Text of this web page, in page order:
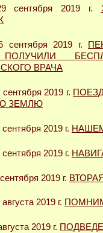
2019 г.
2019 г.
ВРАЧА
2019 г.
ЗЕМЛЮ
2019 г.
2019 г.
2019 г.
2019 г.
2019 г.